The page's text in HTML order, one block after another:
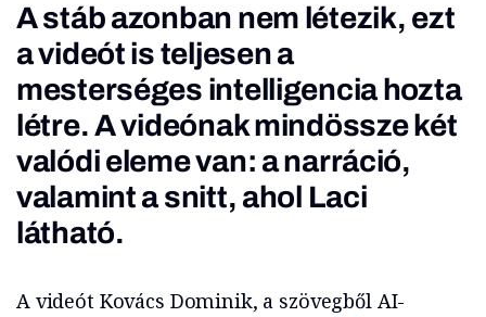
A stáb azonban nem létezik, ezt
a videót is teljesen a
mesterséges intelligencia hozta
létre. A videónak mindössze két
valódi eleme van: a narráció,
valamint a snitt, ahol Laci
látható.
A videót Kovács Dominik, a szövegből AI-